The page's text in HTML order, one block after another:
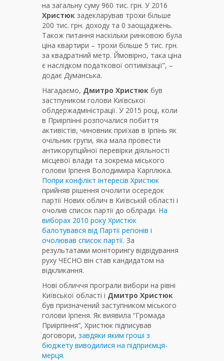
на загальну суму 960 тис. грн. У 2016
Христюк задекларував трохи більше
200 тис. грн. доходу та 0 заощаджень.
Також питання наскільки ринковою була
ціна квартири – трохи більше 5 тис. грн.
за квадратний метр. Ймовірно, така ціна
є наслідком податкової оптимізації”, –
додає Думанська.
Нагадаємо, Дмитро Христюк був
застпуником голови Київської
облдержадміністрації. У 2015 році, коли
в Приірпінні розпочалися побиття
активістів, чиновник приїхав в Ірпінь як
очільник групи, яка мала провести
антикорупційної перевірки діяльності
місцевої влади та зокрема міського
голови Ірпеня Володимира Карплюка.
Попри конфлікт інтересів Христюк
прийняв рішення очолити осередок
партії Нових облич в Київській області і
очолив список партії до облради. На
виборах 2010 року Христюк
балотувався від Партії регіонів і
очолював список партії. За
результатами моніторингу відвідування
руху ЧЕСНО він став кандидатом на
відкликання.
Нові обличчя програли вибори на рівні
Київської області і Дмитро Христюк
був призначений заступником міського
голови Ірпеня. Як виявила “Громада
Приірпіння”, Христюк підписував
договори, завдяки яким гроші з
бюджету виводилися на підприємця-
мерця.